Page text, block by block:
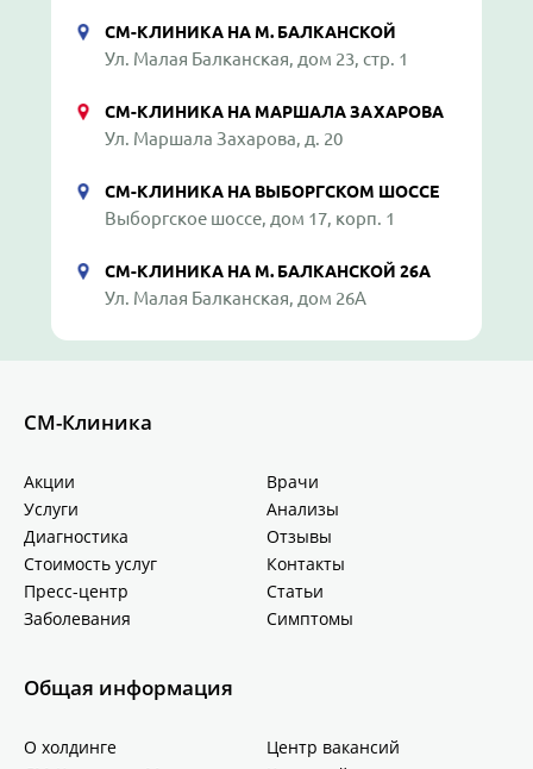
СМ-КЛИНИКА НА М. БАЛКАНСКОЙ
Ул. Малая Балканская, дом 23, стр. 1
СМ-КЛИНИКА НА МАРШАЛА ЗАХАРОВА
Ул. Маршала Захарова, д. 20
СМ-КЛИНИКА НА ВЫБОРГСКОМ ШОССЕ
Выборгское шоссе, дом 17, корп. 1
СМ-КЛИНИКА НА М. БАЛКАНСКОЙ 26А
Ул. Малая Балканская, дом 26А
СМ-Клиника
Акции
Врачи
Услуги
Анализы
Диагностика
Отзывы
Стоимость услуг
Контакты
Пресс-центр
Статьи
Заболевания
Симптомы
Общая информация
О холдинге
Центр вакансий